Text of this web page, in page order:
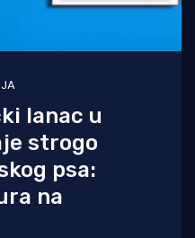
lanac u
strogo
psa:
na